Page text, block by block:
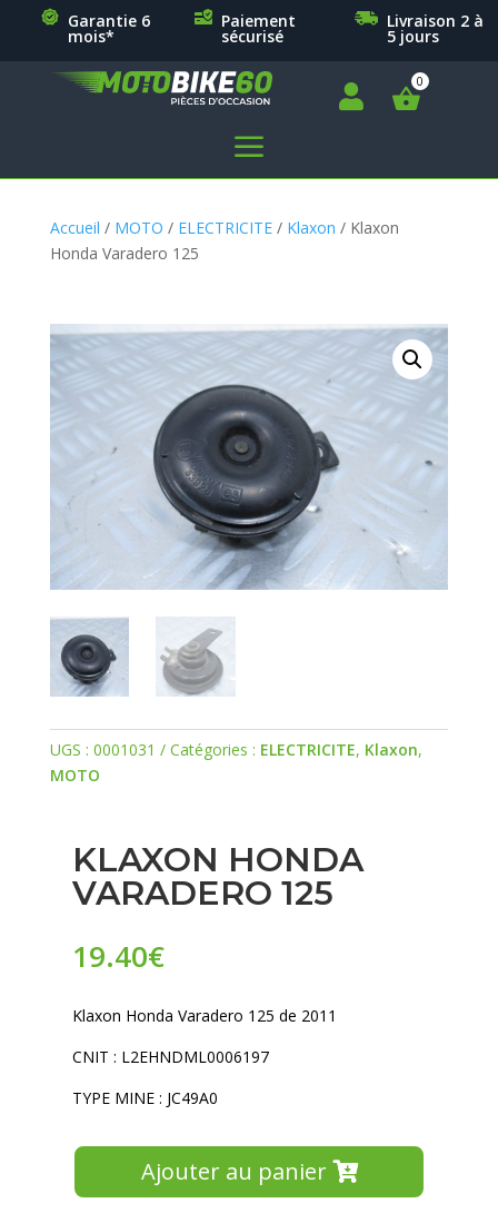
Garantie 6
mois*
Paiement
sécurisé
Livraison 2 à
5 jours

a
Accueil / MOTO / ELECTRICITE/ Klaxon / Klaxon
Honda Varadero 125
UGS : 0001031 Catégories : ELECTRICITE, Klaxon,
MOTO
KLAXON HONDA
VARADERO 125
19.40€
Klaxon Honda Varadero 125 de 2011
CNIT : L2EHNDML0006197
TYPE MINE : JC49A0
Ajouter au panier